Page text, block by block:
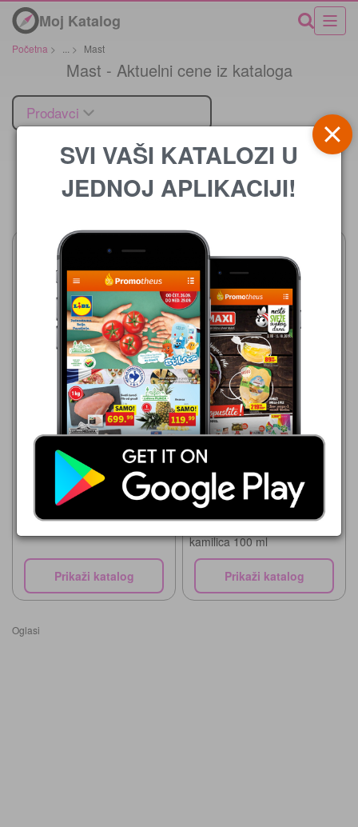
Moj Katalog
Početna > > Mast
Mast - Aktuelni cene iz kataloga
Prodavci
Cena
Trnava Promet
03.08.-23.08.2026
239,00 din
Pavlogal Mast
Prikaži katalog
DIS
30.07.-12.08.2026
349,99 din
kamilica 100 ml
Prikaži katalog
Oglasi
SVI VAŠI KATALOZI U
JEDNOJ APLIKACIJI!